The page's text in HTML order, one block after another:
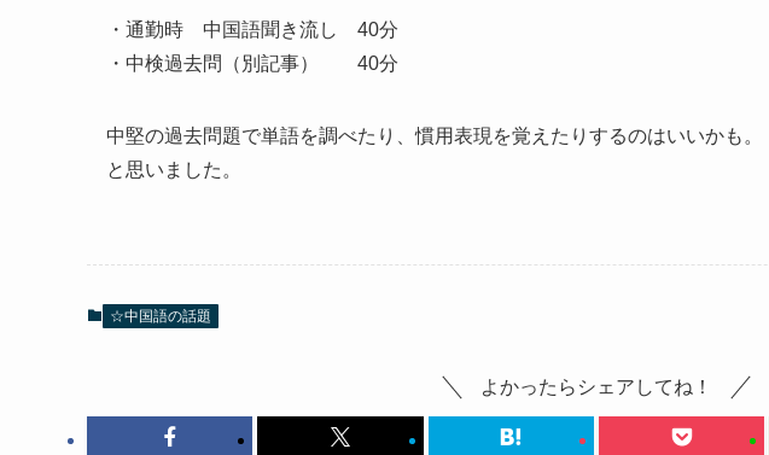
・通勤時 中国語聞き流し 40分
・中検過去問（別記事） 40分
中堅の過去問題で単語を調べたり、慣用表現を覚えたりするのはいいかも。
と思いました。
☆中国語の話題
よかったらシェアしてね！